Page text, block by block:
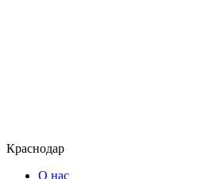
Краснодар
О нас